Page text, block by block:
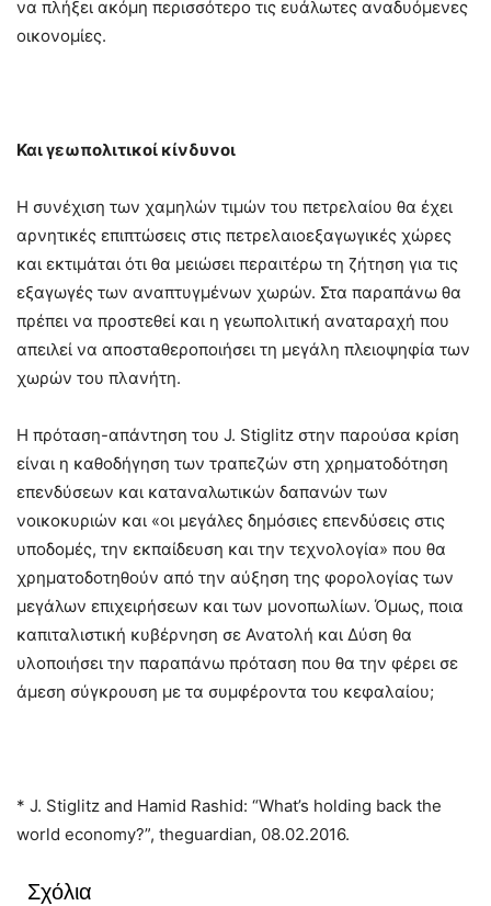
να πλήξει ακόμη περισσότερο τις ευάλωτες αναδυόμενες
οικονομίες.
Και γεωπολιτικοί κίνδυνοι
Η συνέχιση των χαμηλών τιμών του πετρελαίου θα έχει
αρνητικές επιπτώσεις στις πετρελαιοεξαγωγικές χώρες
και εκτιμάται ότι θα μειώσει περαιτέρω τη ζήτηση για τις
εξαγωγές των αναπτυγμένων χωρών. Στα παραπάνω θα
πρέπει να προστεθεί και η γεωπολιτική αναταραχή που
απειλεί να αποσταθεροποιήσει τη μεγάλη πλειοψηφία των
χωρών του πλανήτη.
Η πρόταση-απάντηση του J. Stiglitz στην παρούσα κρίση
είναι η καθοδήγηση των τραπεζών στη χρηματοδότηση
επενδύσεων και καταναλωτικών δαπανών των
νοικοκυριών και «οι μεγάλες δημόσιες επενδύσεις στις
υποδομές, την εκπαίδευση και την τεχνολογία» που θα
χρηματοδοτηθούν από την αύξηση της φορολογίας των
μεγάλων επιχειρήσεων και των μονοπωλίων. Όμως, ποια
καπιταλιστική κυβέρνηση σε Ανατολή και Δύση θα
υλοποιήσει την παραπάνω πρόταση που θα την φέρει σε
άμεση σύγκρουση με τα συμφέροντα του κεφαλαίου;
* J. Stiglitz and Hamid Rashid: “What’s holding back the
world economy?”, theguardian, 08.02.2016.
Σχόλια